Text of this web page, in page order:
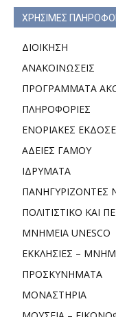
ΧΡΗΣΙΜΕΣ
ΔΙΟΙΚΗΣΗ
ΑΝΑΚΟΙΝΩΣΕΙΣ
ΠΡΟΓΡΑΜΜΑΤΑ
ΠΛΗΡΟΦΟΡΙΕΣ
ΕΝΟΡΙΑΚΕΣ
ΑΔΕΙΕΣ ΓΑΜΟΥ
ΙΔΡΥΜΑΤΑ
ΠΑΝΗΓΥΡΙΖΟΝΤΕΣ
ΠΟΛΙΤΙΣΤΙΚΟ ΚΑΙ
ΜΝΗΜΕΙΑ UNESCO
ΕΚΚΛΗΣΙΕΣ –
ΠΡΟΣΚΥΝΗΜΑΤΑ
ΜΟΝΑΣΤΗΡΙΑ